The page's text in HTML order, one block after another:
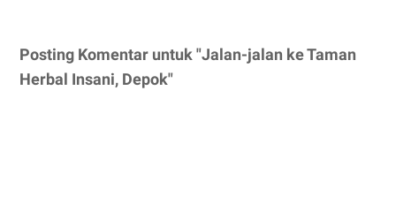
Posting Komentar untuk "Jalan-jalan ke Taman
Herbal Insani, Depok"